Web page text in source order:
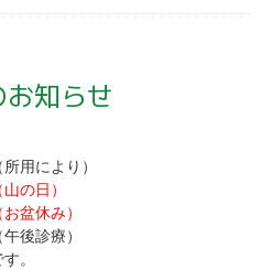
知らせ
所用により）
の日）
休み）
後診療）
。